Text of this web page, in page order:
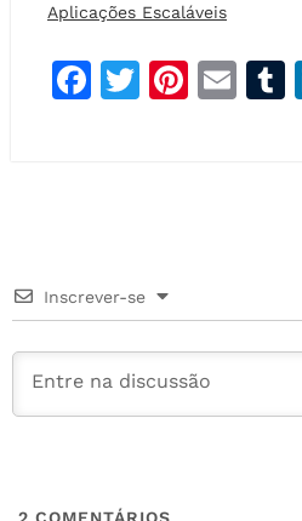
Aplicações Escaláveis
F
o
k
T
Pi
st
E
Inscrever-se